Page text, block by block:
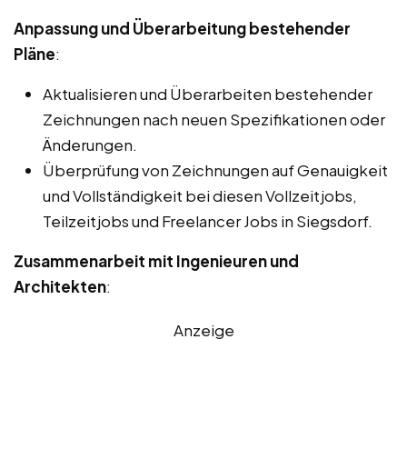
Anpassung und Überarbeitung bestehender
Pläne:
Aktualisieren und Überarbeiten bestehender
Zeichnungen nach neuen Spezifikationen oder
Änderungen.
Überprüfung von Zeichnungen auf Genauigkeit
und Vollständigkeit bei diesen Vollzeitjobs,
Teilzeitjobs und Freelancer Jobs in Siegsdorf.
Zusammenarbeit mit Ingenieuren und
Architekten:
Anzeige